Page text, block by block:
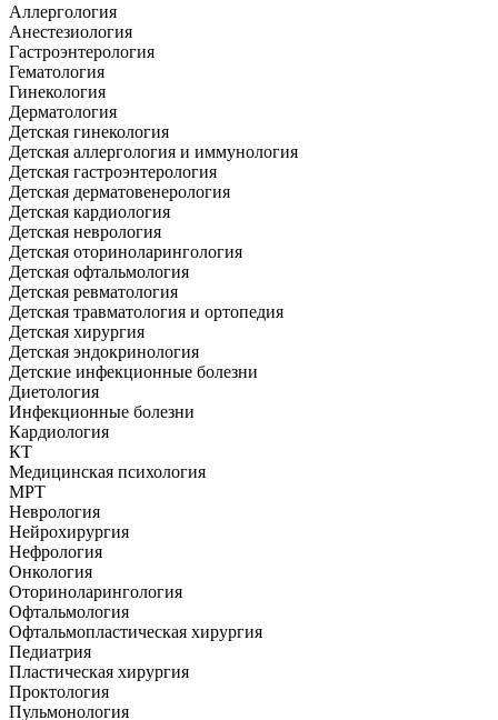
Аллергология
Анестезиология
Гастроэнтерология
Гематология
Гинекология
Дерматология
Детская гинекология
Детская аллергология и иммунология
Детская гастроэнтерология
Детская дерматовенерология
Детская кардиология
Детская неврология
Детская оториноларингология
Детская офтальмология
Детская ревматология
Детская травматология и ортопедия
Детская хирургия
Детская эндокринология
Детские инфекционные болезни
Диетология
Инфекционные болезни
Кардиология
КТ
Медицинская психология
МРТ
Неврология
Нейрохирургия
Нефрология
Онкология
Оториноларингология
Офтальмология
Офтальмопластическая хирургия
Педиатрия
Пластическая хирургия
Проктология
Пульмонология